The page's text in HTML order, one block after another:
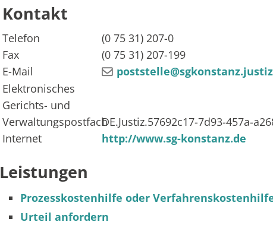
Kontakt
Telefon (0 75 31) 207-0
Fax
(0 75 31) 207-199
E-Mail
Elektronisches
Gerichts- und
VerwaltungspostfachDE.Justiz.57692c17-7d93-457a-
Internet
http://www.sg-konstanz.de
Leistungen
Prozesskostenhilfe oder
Urteil anfordern